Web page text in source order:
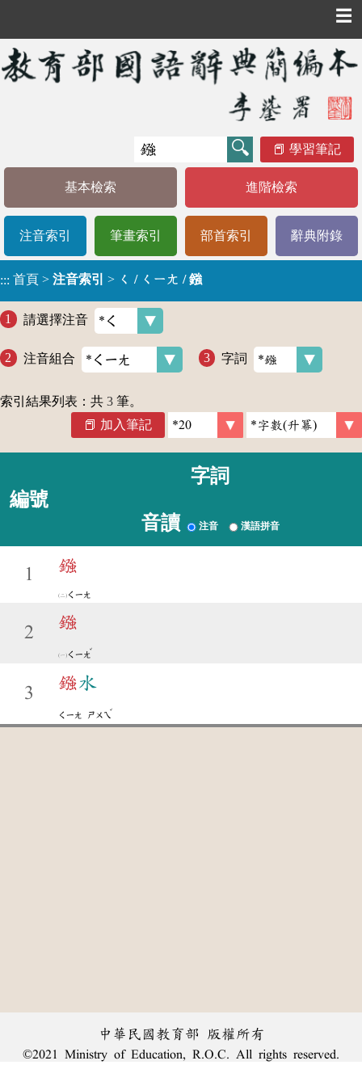
☰
學習筆記
基本檢索 進階檢索
注音索引 筆畫索引 部首索引 辭典附錄
::: 首頁 > 注音索引 > ㄑ / ㄑㄧㄤ / 鏹
請選擇注音
注音組合 字詞
索引結果列表：共 3 筆。
加入筆記
編號
字詞
音讀 注音 漢語拼音
1 鏹
ㄑㄧㄤ
2
鏹
ㄑㄧㄤ
ˇ
3
鏹水
ㄑㄧㄤ ㄕㄨㄟ
ˇ
中華民國教育部 版權所有
©2021 Ministry of Education, R.O.C. All rights reserved.